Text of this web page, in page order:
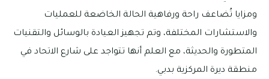
ومزايا تُضاعف راحة ورفاهية الحالة الخاضعة للعمليات
والاستشارات المختلفة، وتم تجهيز العيادة بالوسائل والتقنيات
المتطورة والحديثة، مع العلم أنها تتواجد على شارع الاتحاد في
منطقة ديرة المركزية بدبي.